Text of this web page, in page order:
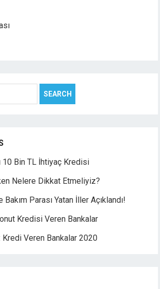
10 Bin TL İhtiyaç Kredisi
Nelere Dikkat Etmeliyiz?
Bakım Parası Yatan İller Açıklandı!
Kredisi Veren Bankalar
Veren Bankalar 2020